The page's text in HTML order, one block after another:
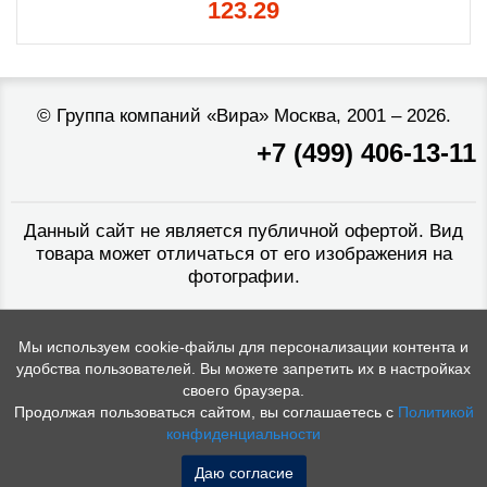
123.29
© Группа компаний «Вира»Москва, 2001 – 2026.
+7 (499) 406-13-11
Данный сайт не является публичной офертой. Вид
товара может отличаться от его изображения на
фотографии.
Мы используем cookie-файлы для персонализации контента и
удобства пользователей. Вы можете запретить их в настройках
своего браузера.
Продолжая пользоваться сайтом, вы соглашаетесь с Политикой
конфиденциальности
Даю согласие